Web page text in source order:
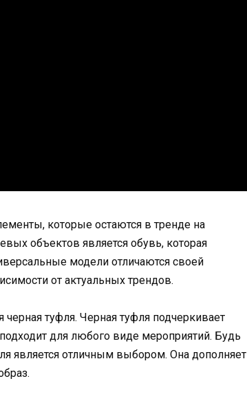
которые остаются в тренде на
объектов является обувь, которая
модели отличаются своей
от актуальных трендов.
туфля. Черная туфля подчеркивает
для любого виде мероприятий. Будь
является отличным выбором. Она дополняет